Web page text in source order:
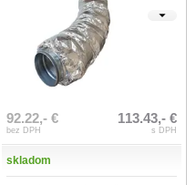
92.22,- €
bez DPH
113.43,- €
s DPH
skladom